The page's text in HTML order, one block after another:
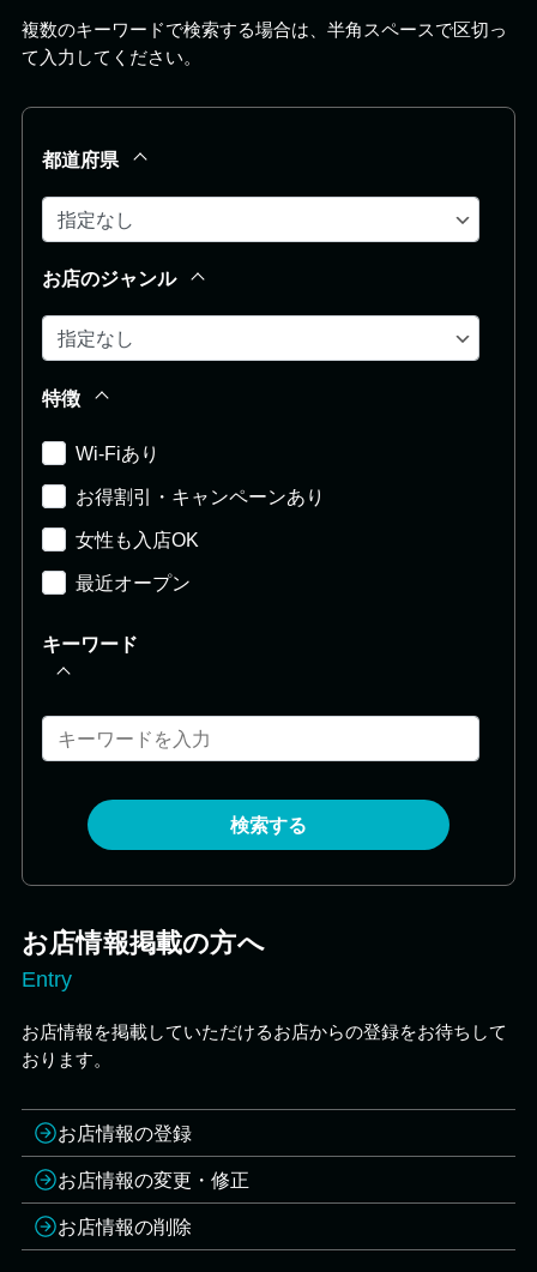
複数のキーワードで検索する場合は、半角スペースで区切っ
て入力してください。
都道府県
お店のジャンル
特徴
Wi-Fiあり
お得割引・キャンペーンあり
女性も入店OK
最近オープン
キーワード
検索する
お店情報掲載の方へ
Entry
お店情報を掲載していただけるお店からの登録をお待ちして
おります。
お店情報の登録
お店情報の変更・修正
お店情報の削除